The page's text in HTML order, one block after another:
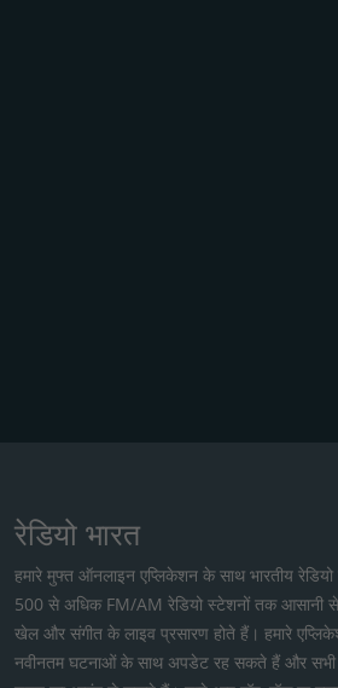
रेडियो भारत
हमारे मुफ्त ऑनलाइन एप्लिकेशन के साथ भारतीय
500 से अधिक FM/AM रेडियो स्टेशनों तक आसानी से
खेल और संगीत के लाइव प्रसारण होते हैं। हमारे
नवीनतम घटनाओं के साथ अपडेट रह सकते हैं और सभी